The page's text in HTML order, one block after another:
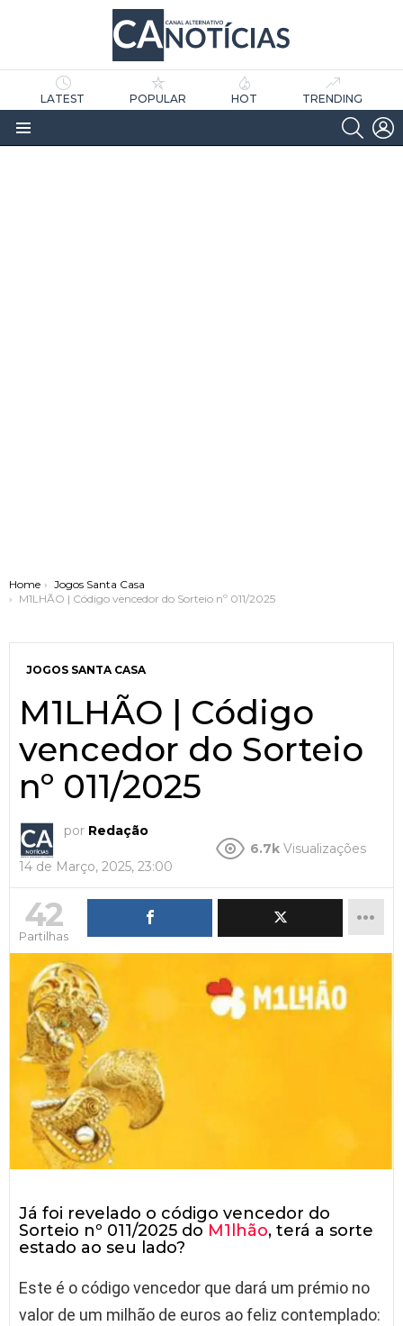
LATEST POPULAR HOT TRENDING
Menu
You are here:
Home
Jogos Santa Casa
M1LHÃO | Código vencedor do Sorteio nº 011/2025
JOGOS SANTA CASA
M1LHÃO | Código
vencedor do Sorteio
nº 011/2025
por Redação
14 de Março, 2025, 23:00
6.7k Visualizações
42
Partilhas
Já foi revelado o código vencedor do
Sorteio nº 011/2025 do M1lhão, terá a sorte
estado ao seu lado?
Este é o código vencedor que dará um prémio no
valor de um milhão de euros ao feliz contemplado: